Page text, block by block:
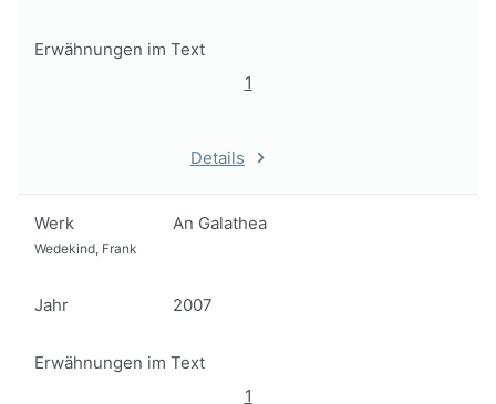
Erwähnungen im Text
1
Details
Werk An Galathea
Wedekind, Frank
Jahr 2007
Erwähnungen im Text
1